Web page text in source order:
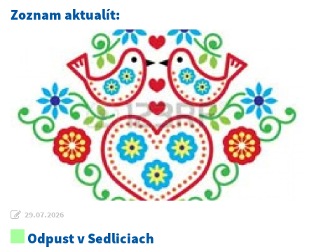
Zoznam aktualít:
29.07.2026
Odpust v Sedliciach